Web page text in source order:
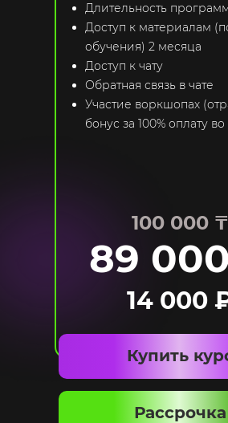
Длительность
Доступ к материалам
обучения) 2 месяца
Доступ к чату
Обратная связь в чате
Участие воркшопах
бонус за 100% оплату
14 000
89
100 000 ₸
Рассрочка
Купить